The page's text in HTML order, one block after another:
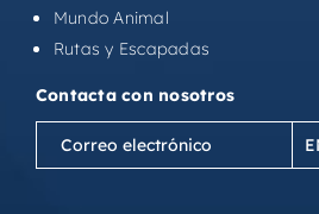
Mundo Animal
Rutas y Escapadas
Contacta con nosotros
Correo
electrónico